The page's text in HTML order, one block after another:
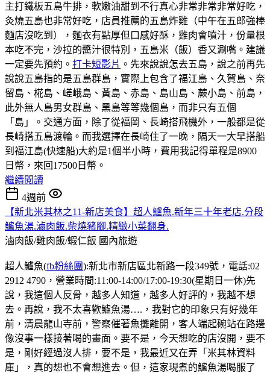
主打鐵板五島牛排，軟嫩油甜到不行真心非常非常非常好吃，
灸燒五島也非常好吃，店員推薦的五島炸雞（中午在五郎強棒
麵店沒吃到），麵衣有點厚但口感好酥，雞肉會噴汁，份量根
本吃不完，沙拉的醬汁很特別，五島米（飯）香又涮嘴。建議
一定要先預約。 打卡短影片 。先來說說怎去五島，說之前再先
說說五島指的是五島群島，實際上包含了福江島、久賀島、奈
留島、椛島、嵯峨島、黃島、赤島、島山島、蕨小島、前島，
此外無人島男女群島、黑島等等幾個島，而非只有五個
「島」。交通方面，除了從福岡、長崎搭飛機外，一般都是從
長崎搭五島渡輪。而我選擇在長崎住了一晚，隔天一大早搭船
到福江島(快速船)大約是1個半小時，費用我記得單程是8900
日幣，來回17500日幣。
繼續閱讀
4週前
【新北米其林之11-新店美食】超人鱸魚.新年三十年老店.分段
鱸魚湯.滷肉飯.柴燒豬腳.精緻小菜翻身.
滷肉飯/雞肉飯/蝦仁飯 國內旅遊
超人鱸魚(fb粉絲團):新北市新店區北新路一段349號，電話:02
2912 4790，營業時間:11:00-14:00/17:00-19:30(星期日一休)先
說，我這個人反骨，越多人知道，越多人好評的，我越不想
去。再說，我不太喜歡鱸魚湯….，我對它的印象只有好幾年
前，清晨龍山寺前，警察催著魚攤離開，客人端起碗站在路邊
像沒事一樣接著喝的畫面。要不是，今天想吃的店沒開，要不
是，剛好經過沒人排，要不是，我最近又在弄「米其林資料
庫」，真的想也不會想進去。但，這家現煮的鱸魚湯喝服了